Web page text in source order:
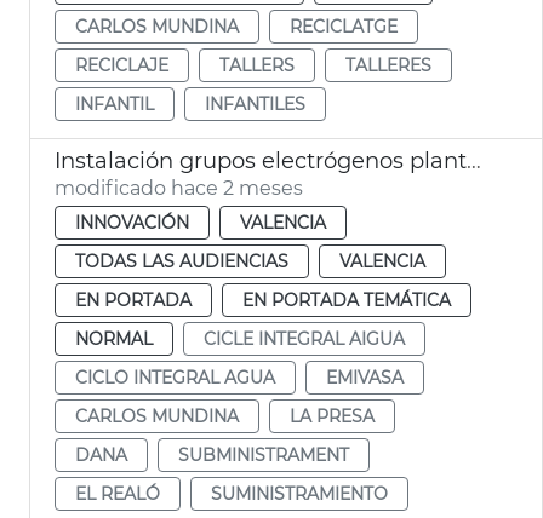
CARLOS MUNDINA
RECICLATGE
RECICLAJE
TALLERS
TALLERES
INFANTIL
INFANTILES
Instalación grupos electrógenos plantas potabilizadoras Presa Realó València
modificado hace 2 meses
INNOVACIÓN
VALENCIA
TODAS LAS AUDIENCIAS
VALENCIA
EN PORTADA
EN PORTADA TEMÁTICA
NORMAL
CICLE INTEGRAL AIGUA
CICLO INTEGRAL AGUA
EMIVASA
CARLOS MUNDINA
LA PRESA
DANA
SUBMINISTRAMENT
EL REALÓ
SUMINISTRAMIENTO